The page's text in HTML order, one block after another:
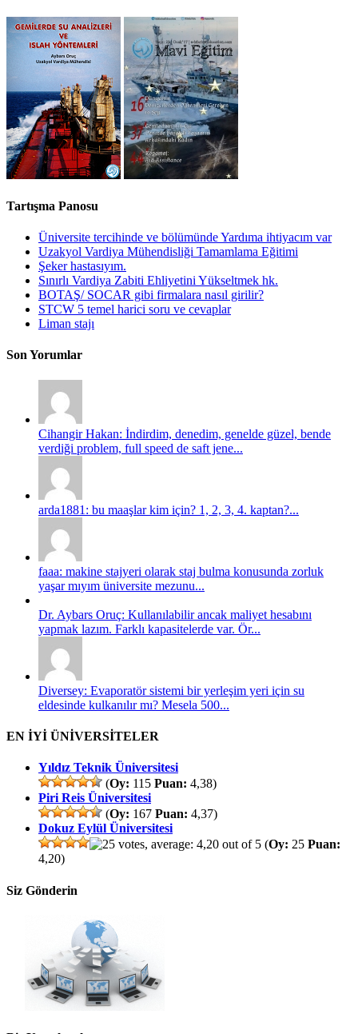
Tartışma Panosu
Üniversite tercihinde ve bölümünde Yardıma ihtiyacım var
Uzakyol Vardiya Mühendisliği Tamamlama Eğitimi
Şeker hastasıyım.
Sınırlı Vardiya Zabiti Ehliyetini Yükseltmek hk.
BOTAŞ/ SOCAR gibi firmalara nasıl girilir?
STCW 5 temel harici soru ve cevaplar
Liman stajı
Son Yorumlar
Cihangir Hakan: İndirdim, denedim, genelde güzel, bende
verdiği problem, full speed de saft jene...
arda1881: bu maaşlar kim için? 1, 2, 3, 4. kaptan?...
faaa: makine stajyeri olarak staj bulma konusunda zorluk
yaşar mıyım üniversite mezunu...
Dr. Aybars Oruç: Kullanılabilir ancak maliyet hesabını
yapmak lazım. Farklı kapasitelerde var. Ör...
Diversey: Evaporatör sistemi bir yerleşim yeri için su
eldesinde kulkanılır mı? Mesela 500...
EN İYİ ÜNİVERSİTELER
Yıldız Teknik Üniversitesi
(Oy: 115 Puan: 4,38)
Piri Reis Üniversitesi
(Oy: 167 Puan: 4,37)
Dokuz Eylül Üniversitesi
(Oy: 25 Puan:
4,20)
Siz Gönderin